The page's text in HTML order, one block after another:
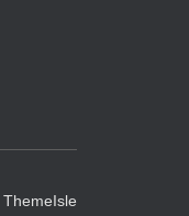
ThemeIsle